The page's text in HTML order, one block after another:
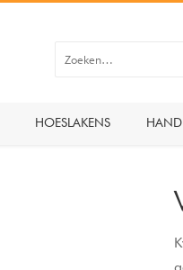
HOESLAKENS